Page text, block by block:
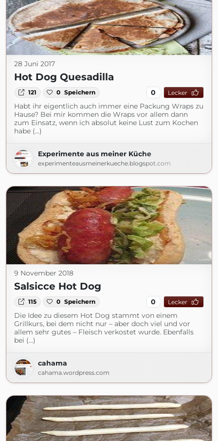
28 Juni 2017
Hot Dog Quesadilla
121 0 Speichern 0 Lecker
Habt ihr eigentlich auch immer eine Packung Wraps zu
Hause? Bei mir kommen die Wraps vor allem dann
zum Einsatz, wenn ich absolut keine Lust zum Kochen
habe (...)
Experimente aus meiner Küche
experimenteausmeinerkueche.blogspot.com
9 November 2018
Salsicce Hot Dog
115 0 Speichern 0 Lecker
Die Idee zu diesem Hot Dog stammt von einem
Grillkurs, bei dem nicht nur – aber doch viel und vor
allem sehr gutes – Fleisch verkostet wurde. Ebenfalls
bei (...)
cahama
cahama.wordpress.com